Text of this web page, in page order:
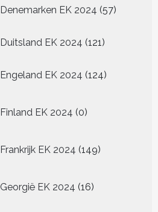
Denemarken EK 2024 5757
Duitsland EK 2024 121 121
Engeland EK 2024 124124
Finland EK 2024 0
producten
Frankrijk EK 2024 149149
Georgië EK 2024 16
producten